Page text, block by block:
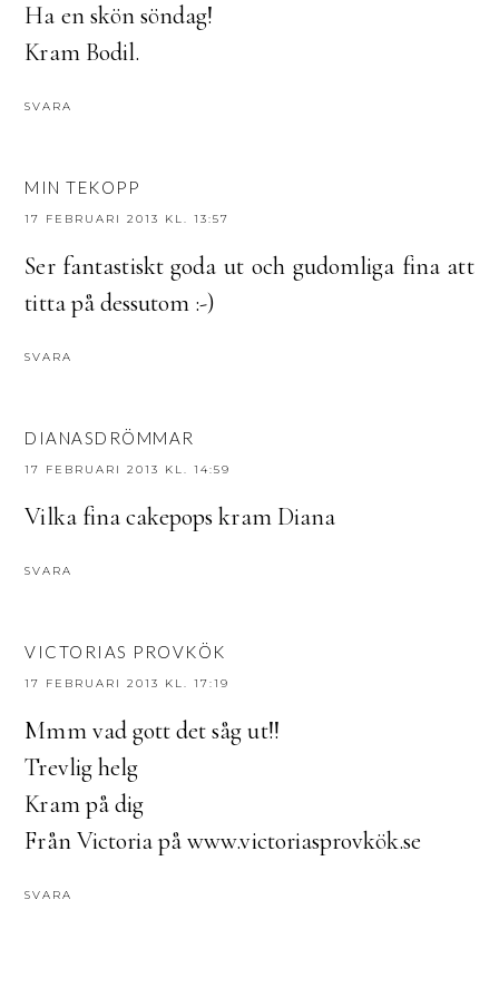
Ha en skön söndag!
Kram Bodil.
SVARA
MIN TEKOPP
17 FEBRUARI 2013 KL. 13:57
Ser fantastiskt goda ut och gudomliga fina att
titta på dessutom :-)
SVARA
DIANASDRÖMMAR
17 FEBRUARI 2013 KL. 14:59
Vilka fina cakepops kram Diana
SVARA
VICTORIAS PROVKÖK
17 FEBRUARI 2013 KL. 17:19
Mmm vad gott det såg ut!!
Trevlig helg
Kram på dig
Från Victoria på www.victoriasprovkök.se
SVARA